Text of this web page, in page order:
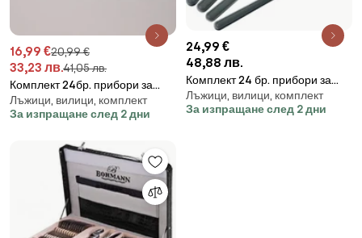
16,99 €20,99 €
33,23 лв.41,05 лв.
Комплект 24бр. прибори за
хранене GS-101117S1,
Огледално полирани, Кутия,
Лъжици, вилици, комплект
За изпращане след 2 дни
24,99 €
48,88 лв.
Комплект 24 бр. прибори за
хранене Swiss Haus SH-
CTS24G, За 6 души,
Лъжици, вилици, комплект
За изпращане след 2 дни